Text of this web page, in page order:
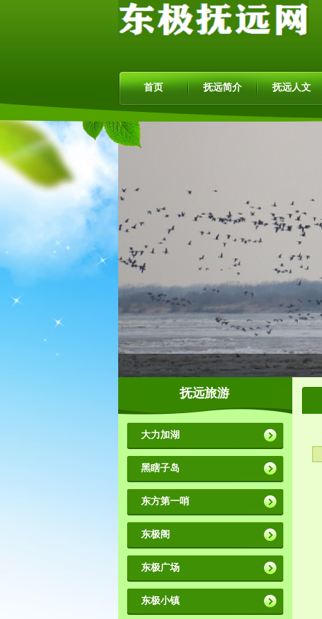
首页 抚远简介 抚远人文
抚远旅游
大力加湖
黑瞎子岛
东方第一哨
东极阁
东极广场
东极小镇